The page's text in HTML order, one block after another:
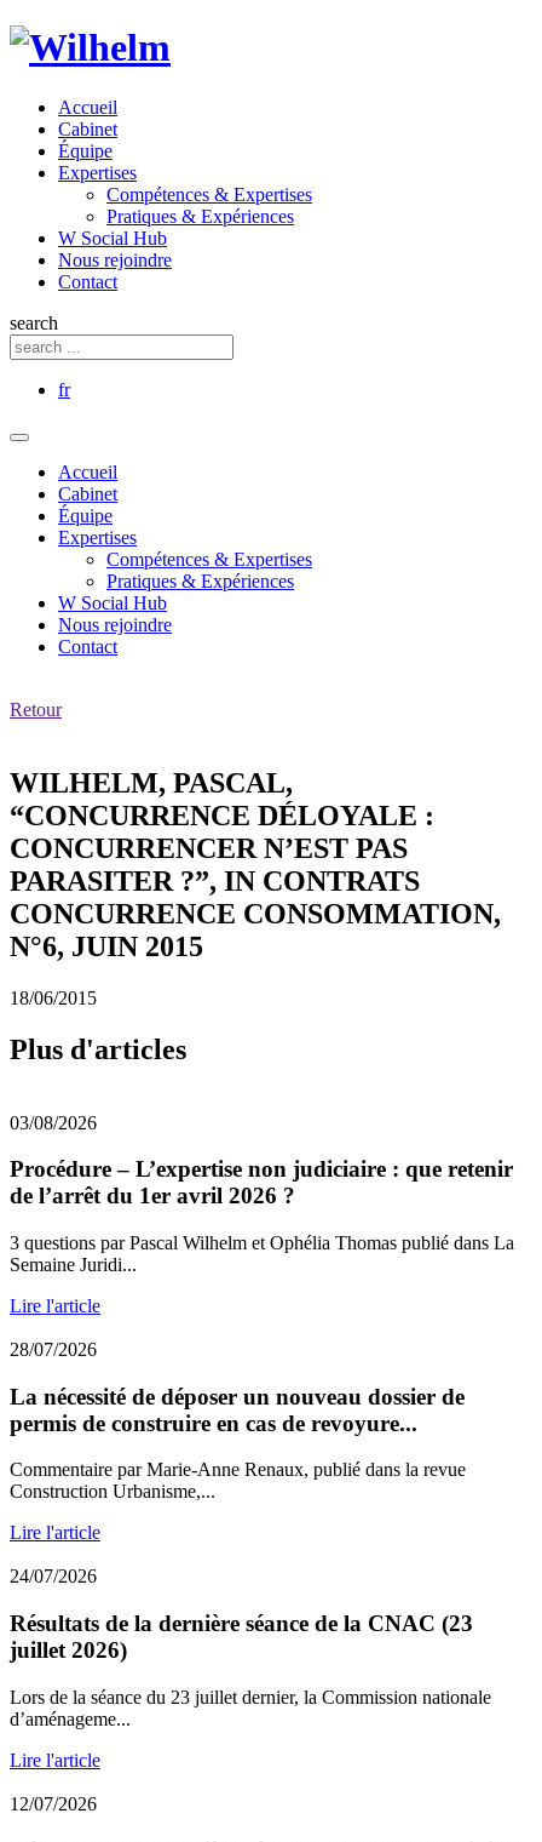
Accueil
Cabinet
Équipe
Expertises
Compétences & Expertises
Pratiques & Expériences
W Social Hub
Nous rejoindre
Contact
search
fr
Accueil
Cabinet
Équipe
Expertises
Compétences & Expertises
Pratiques & Expériences
W Social Hub
Nous rejoindre
Contact
Retour
WILHELM, PASCAL,
“CONCURRENCE DÉLOYALE :
CONCURRENCER N’EST PAS
PARASITER ?”, IN CONTRATS
CONCURRENCE CONSOMMATION,
N°6, JUIN 2015
18/06/2015
Plus d'articles
03/08/2026
Procédure – L’expertise non judiciaire : que retenir
de l’arrêt du 1er avril 2026 ?
3 questions par Pascal Wilhelm et Ophélia Thomas publié dans La
Semaine Juridi...
Lire l'article
28/07/2026
La nécessité de déposer un nouveau dossier de
permis de construire en cas de revoyure...
Commentaire par Marie-Anne Renaux, publié dans la revue
Construction Urbanisme,...
Lire l'article
24/07/2026
Résultats de la dernière séance de la CNAC (23
juillet 2026)
Lors de la séance du 23 juillet dernier, la Commission nationale
d’aménageme...
Lire l'article
12/07/2026